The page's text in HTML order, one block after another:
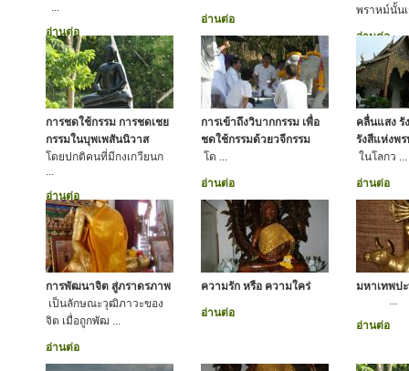
...
อ่านต่อ
อ่านต่อ
พราหม์นั้น
อ่านต่อ
การชดใช้กรรม การชดเชย
กรรมในบุพเพสันนิวาส
โดยปกติคนที่มีกงเกวียนก
...
อ่านต่อ
การเข้าถึงวิบากกรรม เพื่อ
ชดใช้กรรมด้วยวจีกรรม
โด ...
อ่านต่อ
คลื่นแสง
รังสีแห่งพ
ในโลกว ...
อ่านต่อ
การพัฒนาจิต สู่ภราดรภาพ
เป็นลักษณะวุฒิภาวะของ
จิต เมื่อถูกพัฒ ...
อ่านต่อ
ความรัก หรือ ความใคร่
อ่านต่อ
มหาเทพป
...
อ่านต่อ